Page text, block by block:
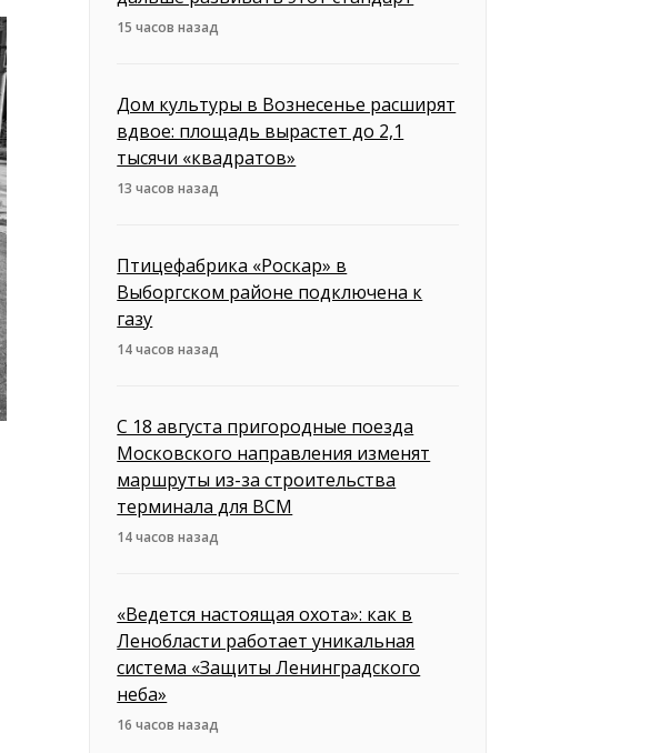
15 часов назад
Дом культуры в Вознесенье расширят
вдвое: площадь вырастет до 2,1
тысячи «квадратов»
13 часов назад
Птицефабрика «Роскар» в
Выборгском районе подключена к
газу
14 часов назад
С 18 августа пригородные поезда
Московского направления изменят
маршруты из-за строительства
терминала для ВСМ
14 часов назад
«Ведется настоящая охота»: как в
Ленобласти работает уникальная
система «Защиты Ленинградского
неба»
16 часов назад